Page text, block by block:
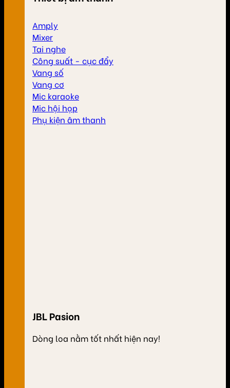
Amply
Mixer
Tai nghe
Công suất - cục đẩy
Vang số
Vang cơ
Mic karaoke
Mic hội họp
Phụ kiện âm thanh
JBL Pasion
Dòng loa nằm tốt nhất hiện nay!